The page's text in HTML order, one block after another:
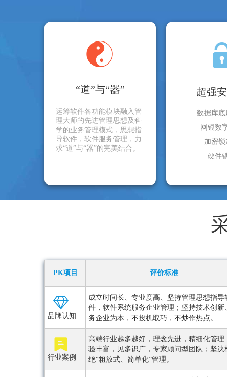
“道”与“器”
运筹软件各功能模块融入管
理大师的先进管理思想及科
学的业务管理模式，思想指
导软件，软件服务管理，力
求“道”与“器”的完美结合。
超强
数据库
网银数
加密
硬件
PK项目 评价标准
品牌认知
成立时间长、专业度高、坚持管理思想指导
件，软件系统服务企业管理；坚持技术创新
务企业为本，不投机取巧，不炒作热点。
行业案例
高端行业越多越好，理念先进，精细化管理
验丰富，见多识广，专家顾问型团队；坚决
绝“粗放式、简单化”管理。